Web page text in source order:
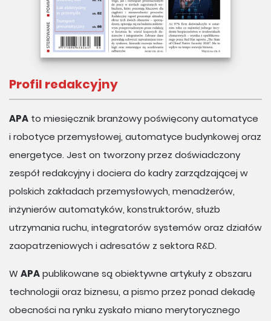
Profil redakcyjny
APA to miesięcznik branżowy poświęcony automatyce
i robotyce przemysłowej, automatyce budynkowej oraz
energetyce. Jest on tworzony przez doświadczony
zespół redakcyjny i dociera do kadry zarządzającej w
polskich zakładach przemysłowych, menadżerów,
inżynierów automatyków, konstruktorów, służb
utrzymania ruchu, integratorów systemów oraz działów
zaopatrzeniowych i adresatów z sektora R&D.
W APApublikowane są obiektywne artykuły z obszaru
technologii oraz biznesu, a pismo przez ponad dekadę
obecności na rynku zyskało miano merytorycznego